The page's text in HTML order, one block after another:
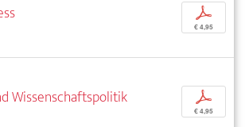
p
€ 4,95
Wissenschaftspolitik
p
€ 4,95